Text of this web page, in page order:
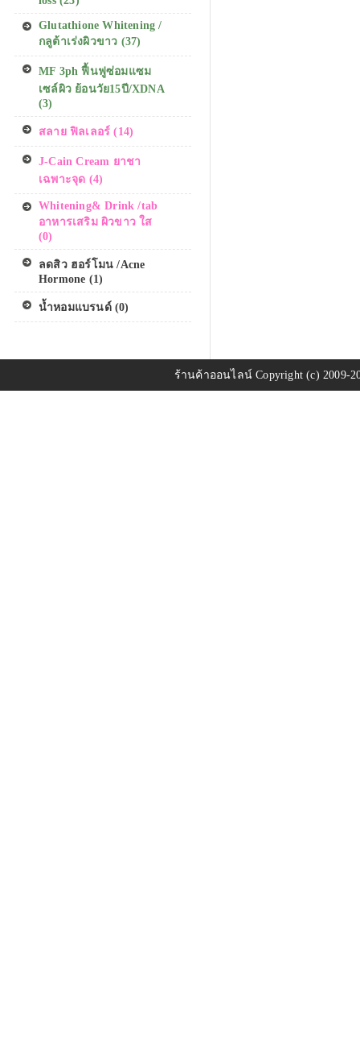
Glutathione Whitening /
กลูต้าเร่งผิวขาว (37)
MF 3ph ฟื้นฟูซ่อมแซม
เซล์ผิว ย้อนวัย15ปี/XDNA
(3)
สลาย ฟิลเลอร์ (14)
J-Cain Cream ยาชา
เฉพาะจุด (4)
Whitening& Drink /tab
อาหารเสริม ผิวขาว ใส
(0)
ลดสิว ฮอร์โมน /Acne
Hormone (1)
น้ำหอมแบรนด์ (0)
ร้านค้าออนไลน์Copyright (c) 2009-